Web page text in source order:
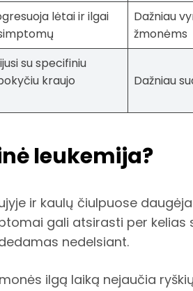
lėtai ir ilgai
Dažniau
žmonėms
su specifiniu
kraujo
Dažniau
leukemija?
ir kaulų čiulpuose
gali atsirasti per kelias
nedelsiant.
ilgą laiką nejaučia